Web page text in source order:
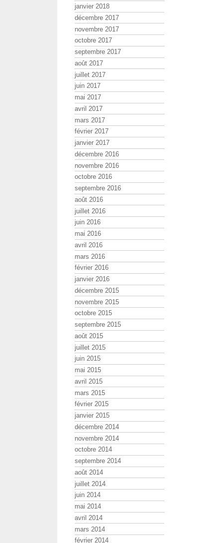
janvier 2018
décembre 2017
novembre 2017
octobre 2017
septembre 2017
août 2017
juillet 2017
juin 2017
mai 2017
avril 2017
mars 2017
février 2017
janvier 2017
décembre 2016
novembre 2016
octobre 2016
septembre 2016
août 2016
juillet 2016
juin 2016
mai 2016
avril 2016
mars 2016
février 2016
janvier 2016
décembre 2015
novembre 2015
octobre 2015
septembre 2015
août 2015
juillet 2015
juin 2015
mai 2015
avril 2015
mars 2015
février 2015
janvier 2015
décembre 2014
novembre 2014
octobre 2014
septembre 2014
août 2014
juillet 2014
juin 2014
mai 2014
avril 2014
mars 2014
février 2014